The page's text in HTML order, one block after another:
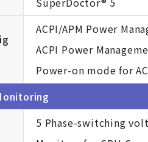
ACPI/APM Power
ACPI Power
Power-on mode for
5 Phase-switching